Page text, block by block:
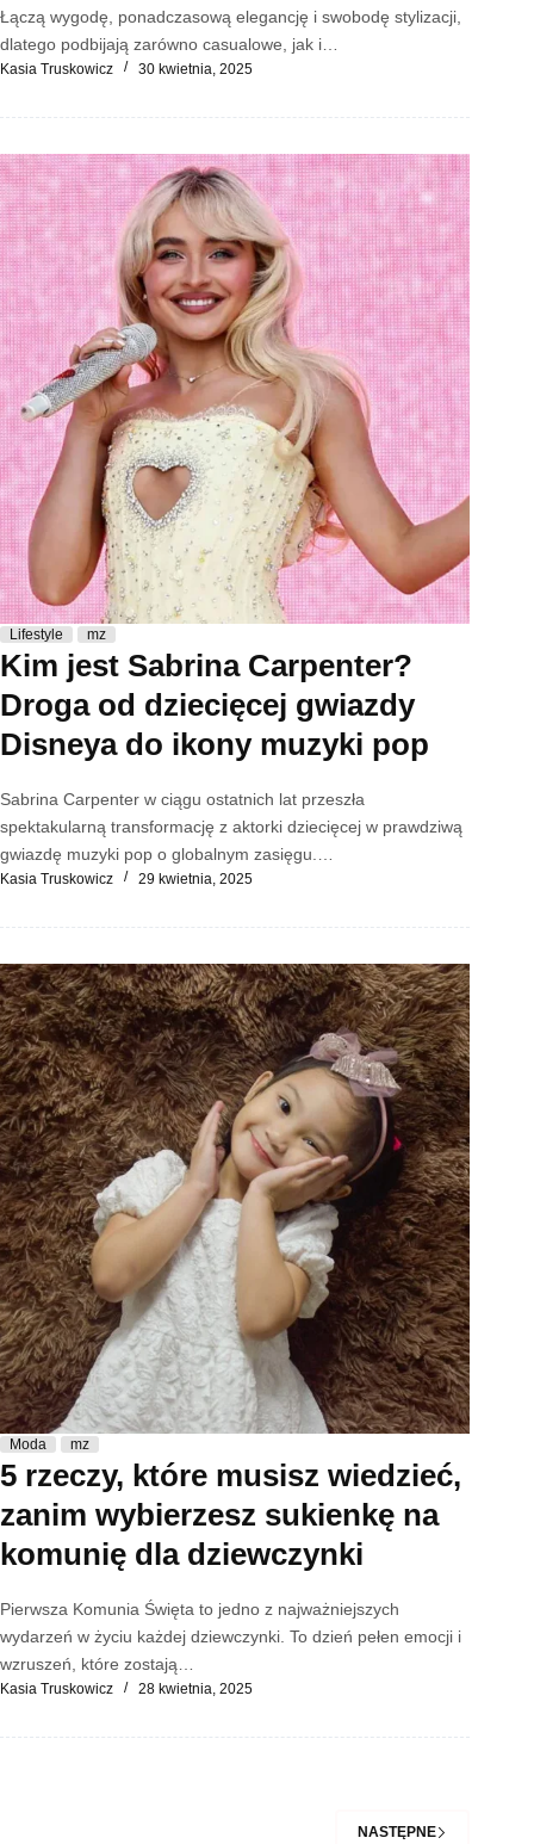
Łączą wygodę, ponadczasową elegancję i swobodę stylizacji,
dlatego podbijają zarówno casualowe, jak i…
Kasia Truskowicz 30 kwietnia, 2025
Lifestyle mz
Kim jest Sabrina Carpenter?
Droga od dziecięcej gwiazdy
Disneya do ikony muzyki pop
Sabrina Carpenter w ciągu ostatnich lat przeszła
spektakularną transformację z aktorki dziecięcej w prawdziwą
gwiazdę muzyki pop o globalnym zasięgu.…
Kasia Truskowicz 29 kwietnia, 2025
Moda mz
5 rzeczy, które musisz wiedzieć,
zanim wybierzesz sukienkę na
komunię dla dziewczynki
Pierwsza Komunia Święta to jedno z najważniejszych
wydarzeń w życiu każdej dziewczynki. To dzień pełen emocji i
wzruszeń, które zostają…
Kasia Truskowicz 28 kwietnia, 2025
NASTĘPNE